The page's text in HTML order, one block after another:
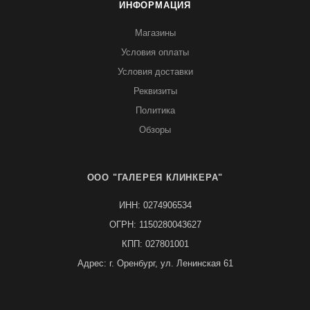
ИНФОРМАЦИЯ
Магазины
Условия оплаты
Условия доставки
Реквизиты
Политика
Обзоры
ООО "ГАЛЕРЕЯ КЛИНКЕРА"
ИНН: 0274906534
ОГРН: 1150280043627
КПП: 027801001
Адрес: г. Оренбург, ул. Ленинская 61